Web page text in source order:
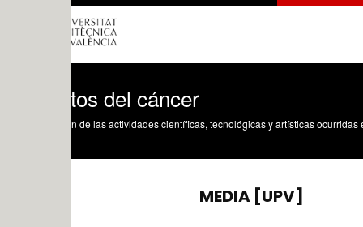
del cáncer
de las actividades científicas, tecnológicas y artísticas ocurridas en los tres